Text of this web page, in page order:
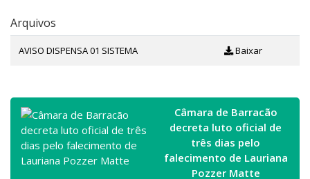
Arquivos
AVISO DISPENSA 01 SISTEMA Baixar
Câmara de Barracão
decreta luto oficial de
três dias pelo
falecimento de Lauriana
Pozzer Matte